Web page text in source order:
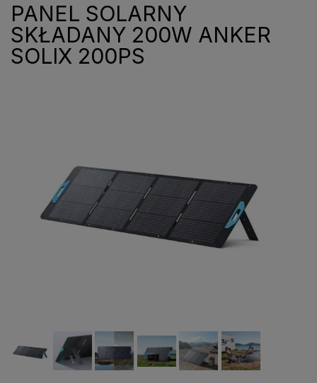
PANEL SOLARNY
SKŁADANY 200W ANKER
SOLIX 200PS